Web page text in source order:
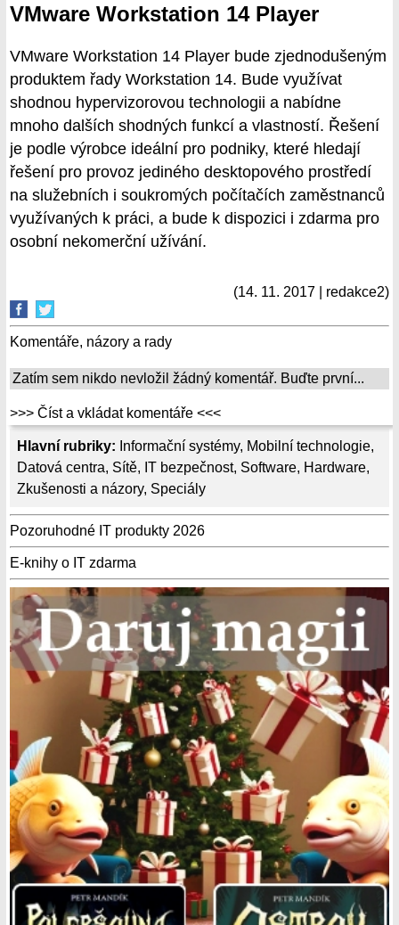
Hlavní rubriky: Informační systémy, Mobilní technologie,
Datová centra, Sítě, IT bezpečnost, Software, Hardware,
Zkušenosti a názory, Speciály
Pozoruhodné IT produkty 2026
E-knihy o IT zdarma
VMware Workstation 14 Player
VMware Workstation 14 Player bude zjednodušeným
produktem řady Workstation 14. Bude využívat
shodnou hypervizorovou technologii a nabídne
mnoho dalších shodných funkcí a vlastností. Řešení
je podle výrobce ideální pro podniky, které hledají
řešení pro provoz jediného desktopového prostředí
na služebních i soukromých počítačích zaměstnanců
využívaných k práci, a bude k dispozici i zdarma pro
osobní nekomerční užívání.
(14. 11. 2017 | redakce2)
Komentáře, názory a rady
Zatím sem nikdo nevložil žádný komentář. Buďte první...
>>> Číst a vkládat komentáře <<<